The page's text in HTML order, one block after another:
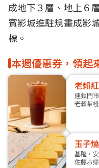
成地下３層、地上６
賓影城進駐規畫成影
標。
本週優惠券，領起
老賴
連鎖門市
老賴茶棧
玉子
基隆・
佐藤お